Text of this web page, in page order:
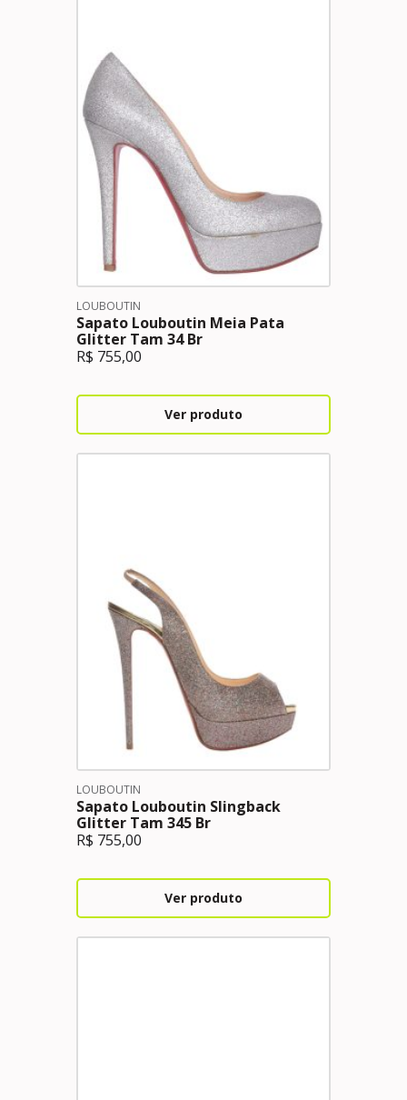
LOUBOUTIN
Sapato Louboutin Meia Pata
Glitter Tam 34 Br
R$ 755,00
Ver produto
LOUBOUTIN
Sapato Louboutin Slingback
Glitter Tam 345 Br
R$ 755,00
Ver produto